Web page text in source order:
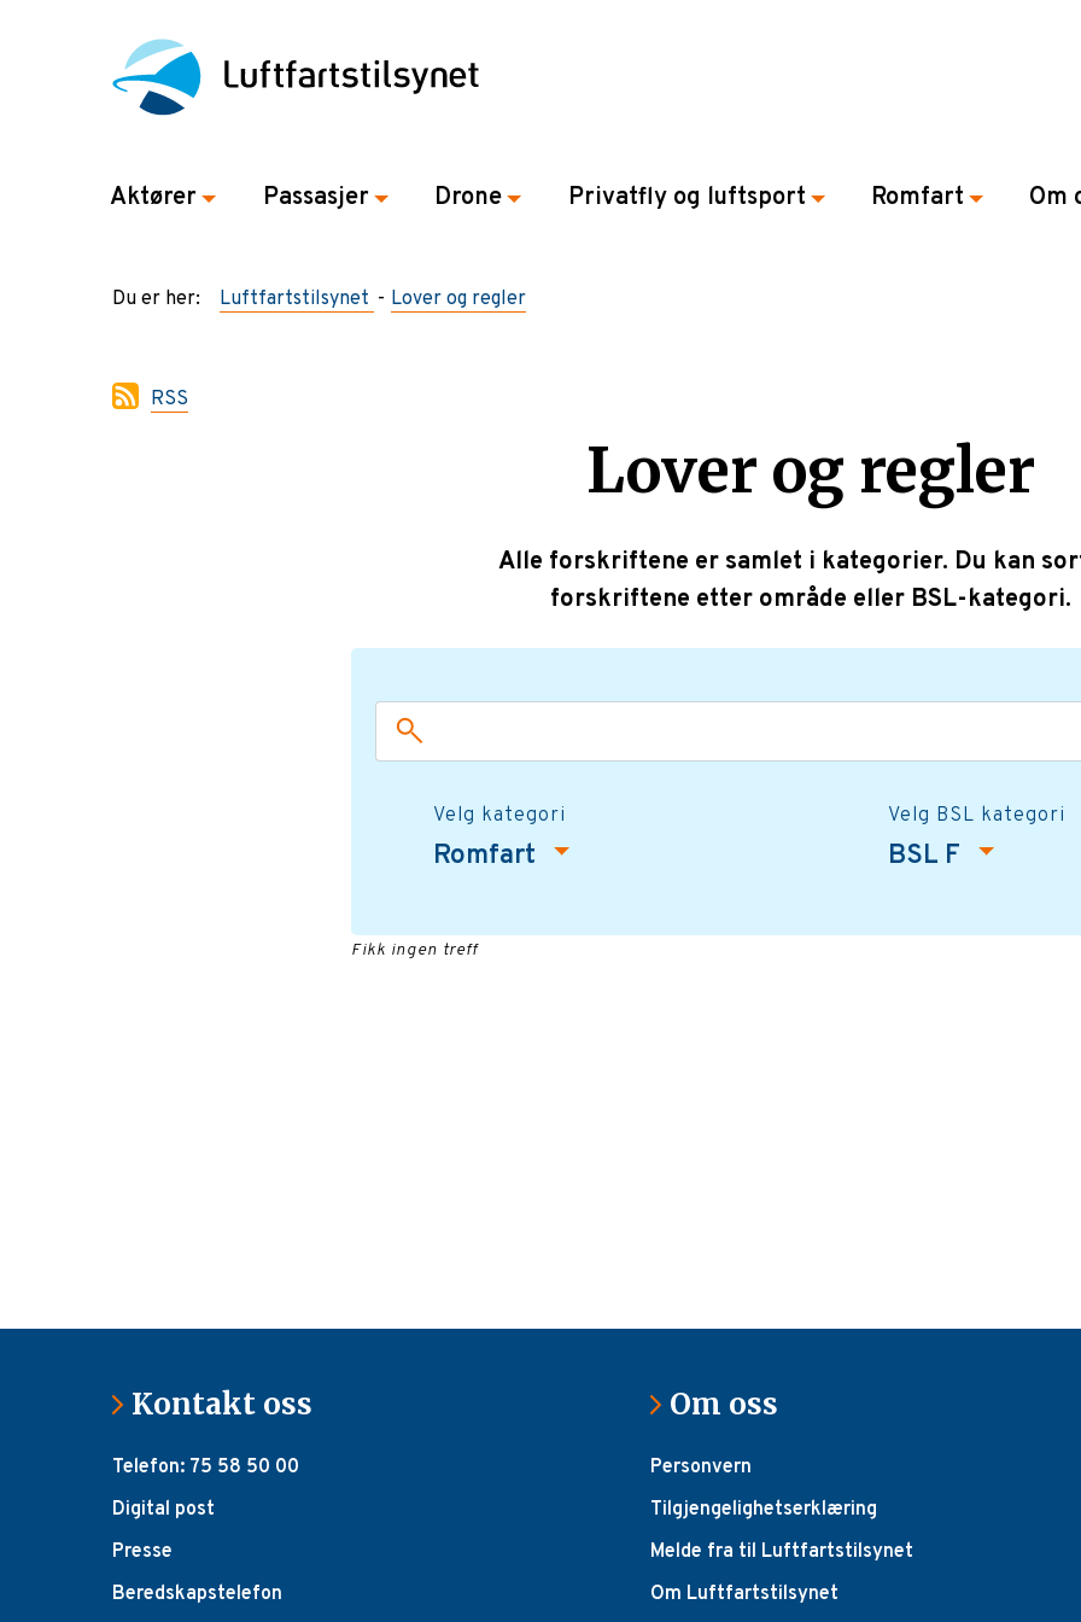
Aktører Passasjer Drone Privatfly og luftsport Romfart Om
Du er her: Luftfartstilsynet Lover og regler
RSS
Lover og regler
Alle forskriftene er samlet i kategorier. Du kan
forskriftene etter område eller BSL-kategori.
Velg kategori
Romfart
Velg BSL kategori
BSL F
Fikk ingen treff
Kontakt oss
Telefon: 75 58 50 00
Digital post
Presse
Beredskapstelefon
Om oss
Personvern
Tilgjengelighetserklæring
Melde fra til Luftfartstilsynet
Om Luftfartstilsynet